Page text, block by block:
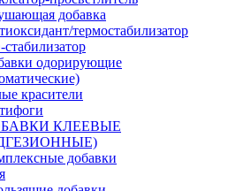
добавка
термостабилизатор
одорирующие
красители
КЛЕЕВЫЕ
добавки